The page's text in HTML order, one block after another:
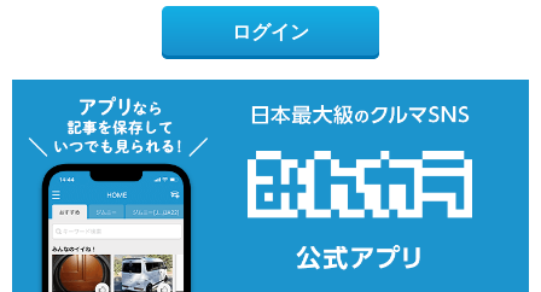
ログイン